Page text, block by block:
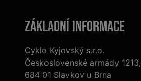
Základní informace
Cyklo Kyjovský s.r.o.
Československé armády 1213,
684 01 Slavkov u Brna